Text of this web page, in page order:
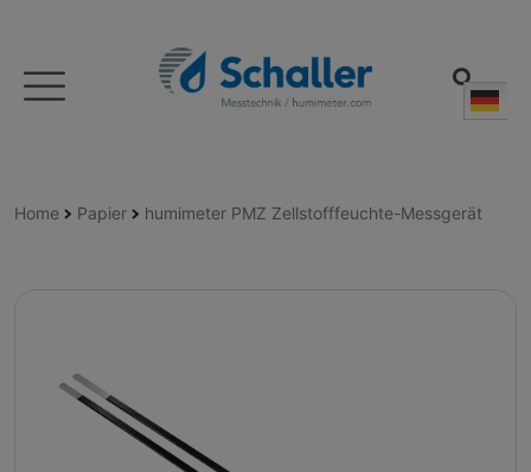
Home Papier humimeter PMZ Zellstofffeuchte-Messgerät